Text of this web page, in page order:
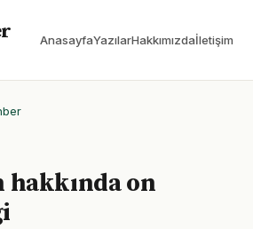
AnasayfaYazılarHakkımızdaİletişim
hakkında on